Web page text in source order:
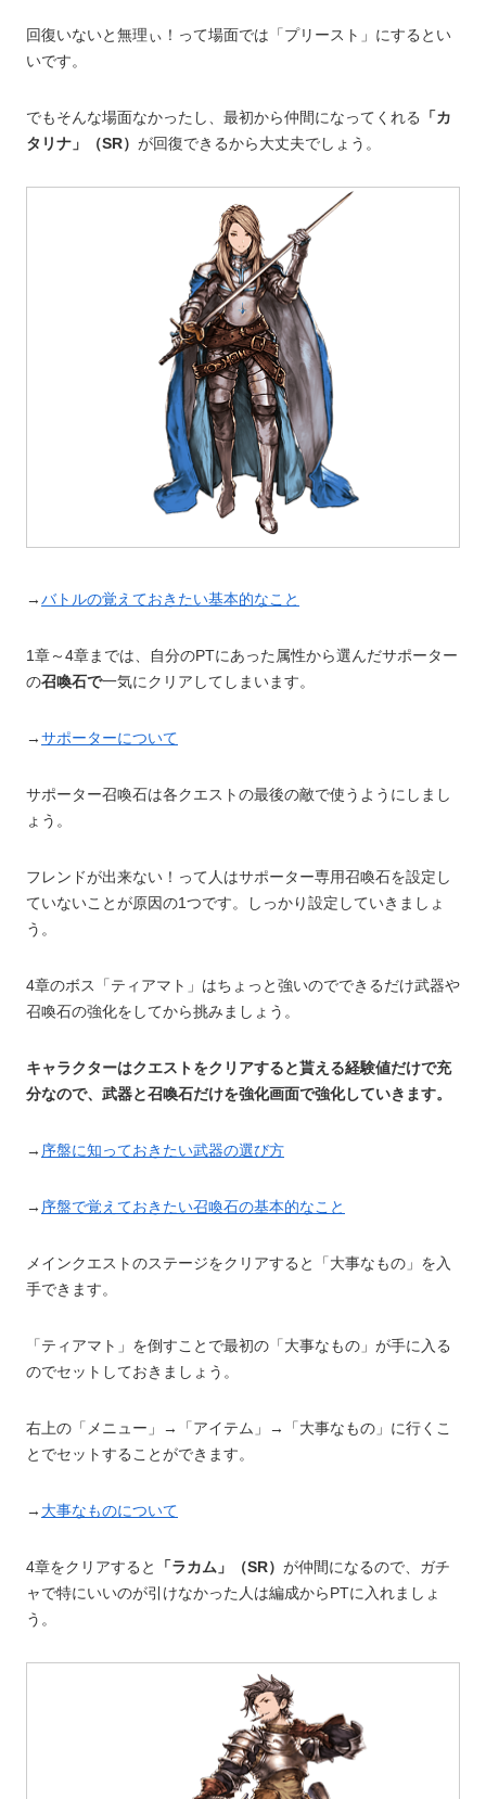
回復いないと無理ぃ！って場面では「プリースト」にするとい
いです。
でもそんな場面なかったし、最初から仲間になってくれる
「カ
タリナ」（SR） が回復できるから大丈夫でしょう。
→バトルの覚えておきたい基本的なこと
1章～4章までは、自分のPTにあった属性から選んだサポーター
の召喚石で一気にクリアしてしまいます。
→サポーターについて
サポーター召喚石は各クエストの最後の敵で使うようにしまし
ょう。
フレンドが出来ない！って人はサポーター専用召喚石を設定し
ていないことが原因の1つです。しっかり設定していきましょ
う。
4章のボス「ティアマト」はちょっと強いのでできるだけ武器や
召喚石の強化をしてから挑みましょう。
キャラクターはクエストをクリアすると貰える経験値だけで充
分なので、武器と召喚石だけを強化画面で強化していきます。
→ 序盤に知っておきたい武器の選び方
→ 序盤で覚えておきたい召喚石の基本的なこと
メインクエストのステージをクリアすると「大事なもの」を入
手できます。
「ティアマト」を倒すことで最初の「大事なもの」が手に入る
のでセットしておきましょう。
右上の「メニュー」→「アイテム」→「大事なもの」に行くこ
とでセットすることができます。
→ 大事なものについて
4章をクリアすると 「ラカム」（SR） が仲間になるので、ガチ
ャで特にいいのが引けなかった人は編成からPTに入れましょ
う。